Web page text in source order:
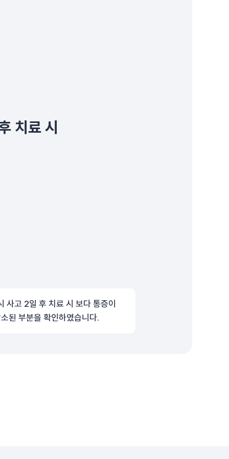
치료 시
사고 2일 후 치료 시 보다 통증이
된 부분을 확인하였습니다.